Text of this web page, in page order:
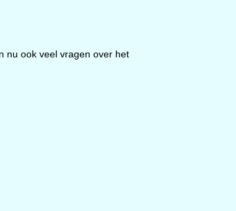
nu ook veel vragen over het